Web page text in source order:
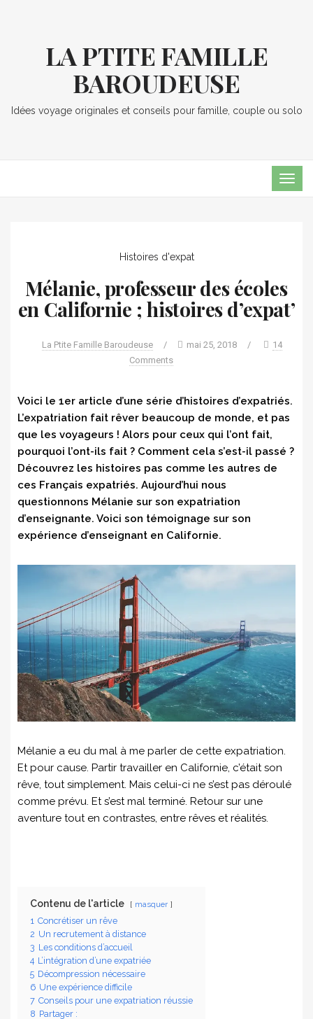
LA PTITE FAMILLE
BAROUDEUSE
Idées voyage originales et conseils pour famille, couple ou solo
Histoires d'expat
Mélanie, professeur des écoles
en Californie ; histoires d’expat’
La Ptite Famille Baroudeuse / mai 25, 2018 /
14
Comments
Voici le 1er article d’une série d’histoires d’expatriés.
L’expatriation fait rêver beaucoup de monde, et pas
que les voyageurs ! Alors pour ceux qui l’ont fait,
pourquoi l’ont-ils fait ? Comment cela s’est-il passé ?
Découvrez les histoires pas comme les autres de
ces Français expatriés. Aujourd’hui nous
questionnons Mélanie sur son expatriation
d’enseignante. Voici son témoignage sur son
expérience d’enseignant en Californie.
Mélanie a eu du mal à me parler de cette expatriation.
Et pour cause. Partir travailler en Californie, c’était son
rêve, tout simplement. Mais celui-ci ne s’est pas déroulé
comme prévu. Et s’est mal terminé. Retour sur une
aventure tout en contrastes, entre rêves et réalités.
Contenu de l'article masquer
1 Concrétiser un rêve
2 Un recrutement à distance
3 Les conditions d’accueil
4 L’intégration d’une expatriée
5 Décompression nécessaire
6 Une expérience difficile
7 Conseils pour une expatriation réussie
8 Partager :